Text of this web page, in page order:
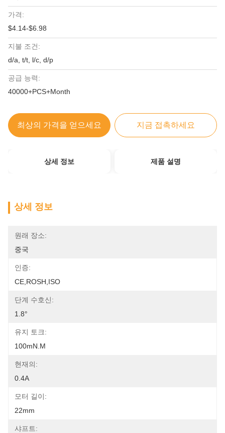
가격:
$4.14-$6.98
지불 조건:
d/a, t/t, l/c, d/p
공급 능력:
40000+PCS+Month
최상의 가격을 얻으세요 지금 접촉하세요
상세 정보 제품 설명
상세 정보
원래 장소:
중국
인증:
CE,ROSH,ISO
단계 수호신:
1.8°
유지 토크:
100mN.m
현재의:
0.4A
모터 길이:
22mm
샤프트: